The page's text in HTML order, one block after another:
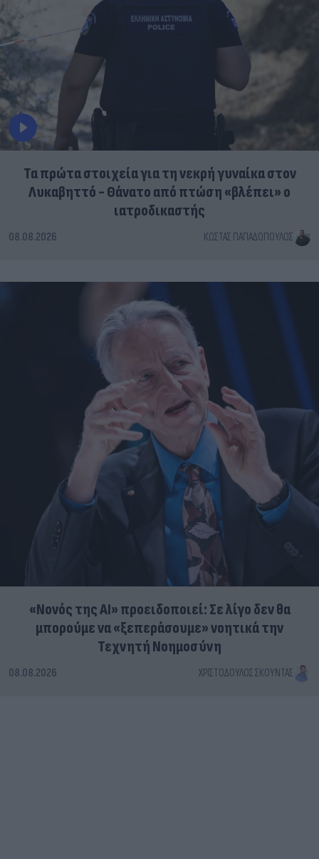
Τα πρώτα στοιχεία για τη νεκρή γυναίκα στον
Λυκαβηττό - Θάνατο από πτώση «βλέπει» ο
ιατροδικαστής
08.08.2026 ΚΏΣΤΑΣ ΠΑΠΑΔΌΠΟΥΛΟΣ
«Νονός της AI» προειδοποιεί: Σε λίγο δεν θα
μπορούμε να «ξεπεράσουμε» νοητικά την
Τεχνητή Νοημοσύνη
08.08.2026 ΧΡΙΣΤΌΔΟΥΛΟΣ ΣΚΟΎΝΤΑΣ